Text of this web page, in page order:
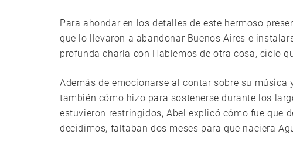
Para ahondar en los detalles de este hermoso
que lo llevaron a abandonar Buenos Aires e
profunda charla con Hablemos de otra cosa, ciclo
Además de emocionarse al contar sobre su
también cómo hizo para sostenerse durante los
estuvieron restringidos, Abel explicó cómo fue que
decidimos, faltaban dos meses para que naciera